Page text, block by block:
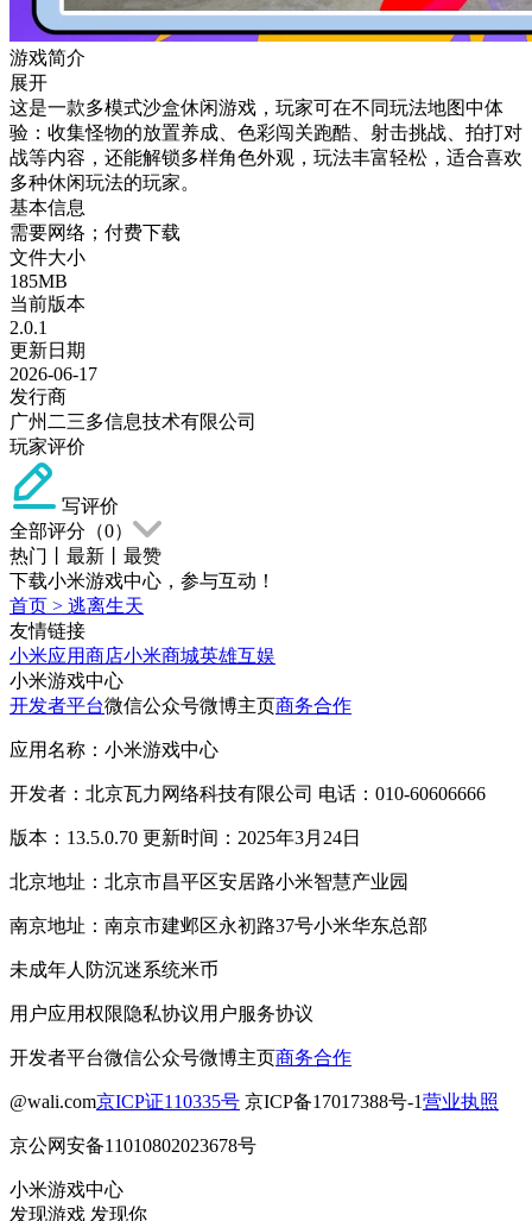
游戏简介
展开
这是一款多模式沙盒休闲游戏，玩家可在不同玩法地图中体
验：收集怪物的放置养成、色彩闯关跑酷、射击挑战、拍打对
战等内容，还能解锁多样角色外观，玩法丰富轻松，适合喜欢
多种休闲玩法的玩家。
基本信息
需要网络；付费下载
文件大小
185MB
当前版本
2.0.1
更新日期
2026-06-17
发行商
广州二三多信息技术有限公司
玩家评价
写评价
全部评分（0）
热门
最新
最赞
下载小米游戏中心，参与互动！
首页 > 逃离生天
友情链接
小米应用商店小米商城英雄互娱
小米游戏中心
开发者平台微信公众号微博主页商务合作
应用名称：小米游戏中心
开发者：北京瓦力网络科技有限公司 电话：010-60606666
版本：13.5.0.70 更新时间：2025年3月24日
北京地址：北京市昌平区安居路小米智慧产业园
南京地址：南京市建邺区永初路37号小米华东总部
未成年人防沉迷系统米币
用户应用权限隐私协议用户服务协议
开发者平台微信公众号微博主页商务合作
@wali.com京ICP证110335号 京ICP备17017388号-1营业执照
京公网安备11010802023678号
小米游戏中心
发现游戏 发现你